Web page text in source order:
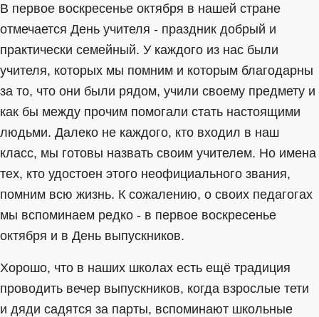
В первое воскресенье октября в нашей стране
отмечается День учителя - праздник добрый и
практически семейный. У каждого из нас были
учителя, которых мы помним и которым благодарны
за то, что они были рядом, учили своему предмету и
как бы между прочим помогали стать настоящими
людьми. Далеко не каждого, кто входил в наш
класс, мы готовы назвать своим учителем. Но имена
тех, кто удостоен этого неофициального звания,
помним всю жизнь. К сожалению, о своих педагогах
мы вспоминаем редко - в первое воскресенье
октября и в День выпускников.
Хорошо, что в наших школах есть ещё традиция
проводить вечер выпускников, когда взрослые тети
и дяди садятся за парты, вспоминают школьные